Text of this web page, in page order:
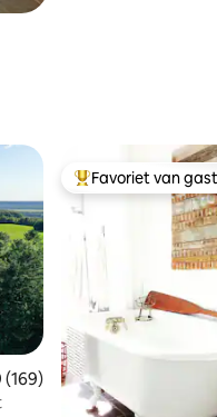
beoordeling van 4,99
(169)
Topfavoriet van
Favoriet van